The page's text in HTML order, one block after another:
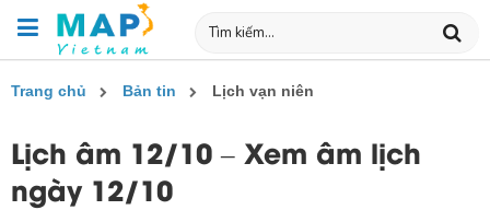
Trang chủ Bản tin Lịch vạn niên
Lịch âm 12/10 – Xem âm lịch
ngày 12/10